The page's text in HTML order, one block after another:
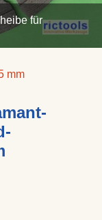
für
mm